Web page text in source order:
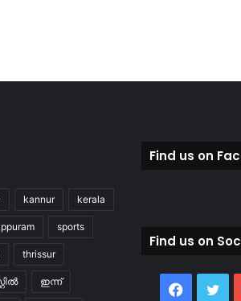
kannur kerala
sports
thrissur
ഇന്ന്
Find us on
Find us on